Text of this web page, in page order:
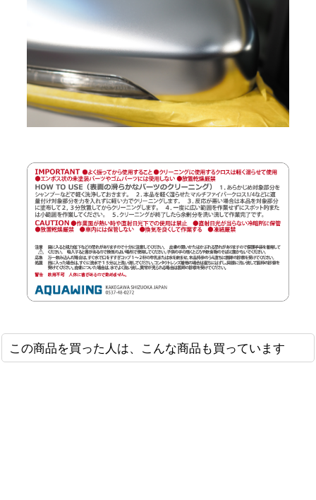
この商品を買った人は、こんな商品も買っています